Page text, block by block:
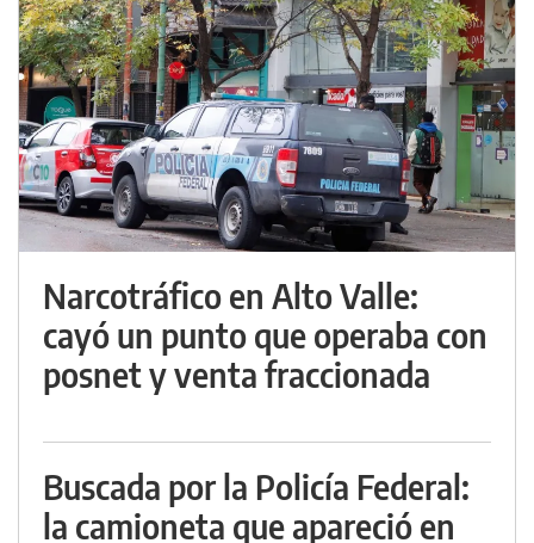
Narcotráfico en Alto Valle:
cayó un punto que operaba con
posnet y venta fraccionada
Buscada por la Policía Federal:
la camioneta que apareció en